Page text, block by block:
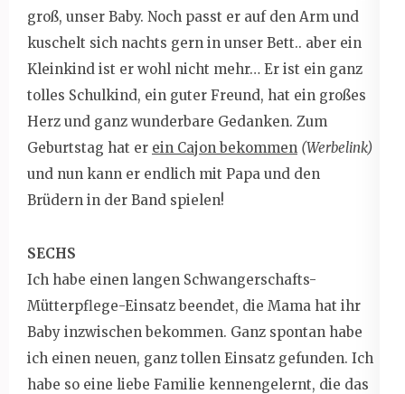
groß, unser Baby. Noch passt er auf den Arm und
kuschelt sich nachts gern in unser Bett.. aber ein
Kleinkind ist er wohl nicht mehr… Er ist ein ganz
tolles Schulkind, ein guter Freund, hat ein großes
Herz und ganz wunderbare Gedanken. Zum
Geburtstag hat er ein Cajon bekommen (Werbelink)
und nun kann er endlich mit Papa und den
Brüdern in der Band spielen!
SECHS
Ich habe einen langen Schwangerschafts-
Mütterpflege-Einsatz beendet, die Mama hat ihr
Baby inzwischen bekommen. Ganz spontan habe
ich einen neuen, ganz tollen Einsatz gefunden. Ich
habe so eine liebe Familie kennengelernt, die das